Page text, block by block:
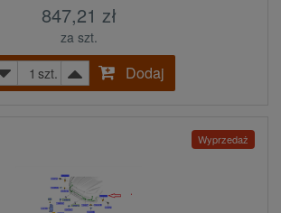
847,21 zł
za szt.
szt.
Dodaj
Wyprzedaż